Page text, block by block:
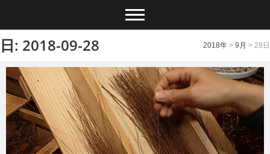
日: 2018-09-28 2018年 > 9月 > 28日